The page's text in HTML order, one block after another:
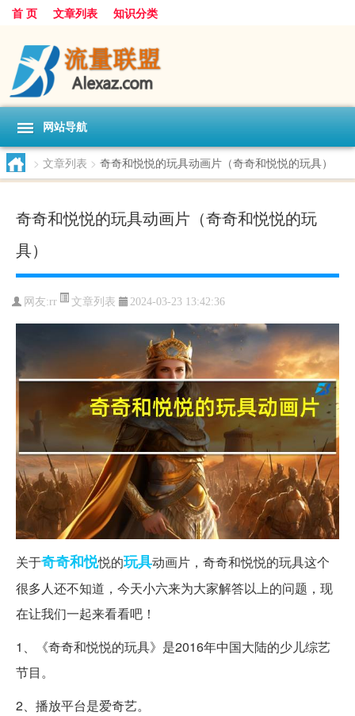
首 页 文章列表 知识分类
网站导航
> 文章列表 > 奇奇和悦悦的玩具动画片（奇奇和悦悦的玩具）
奇奇和悦悦的玩具动画片（奇奇和悦悦的玩
具）
网友:rr 文章列表 2024-03-23 13:42:36
关于奇奇和悦悦的玩具动画片，奇奇和悦悦的玩具这个
很多人还不知道，今天小六来为大家解答以上的问题，现
在让我们一起来看看吧！
1、《奇奇和悦悦的玩具》是2016年中国大陆的少儿综艺
节目。
2、播放平台是爱奇艺。